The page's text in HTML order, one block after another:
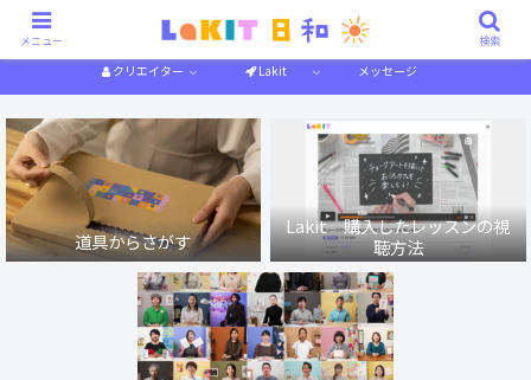
作り方解説 特集一覧
クリエイター Lakit メッセージ
道具からさがす
Lakit 購入したレッスンの視
聴方法
メニュー 検索